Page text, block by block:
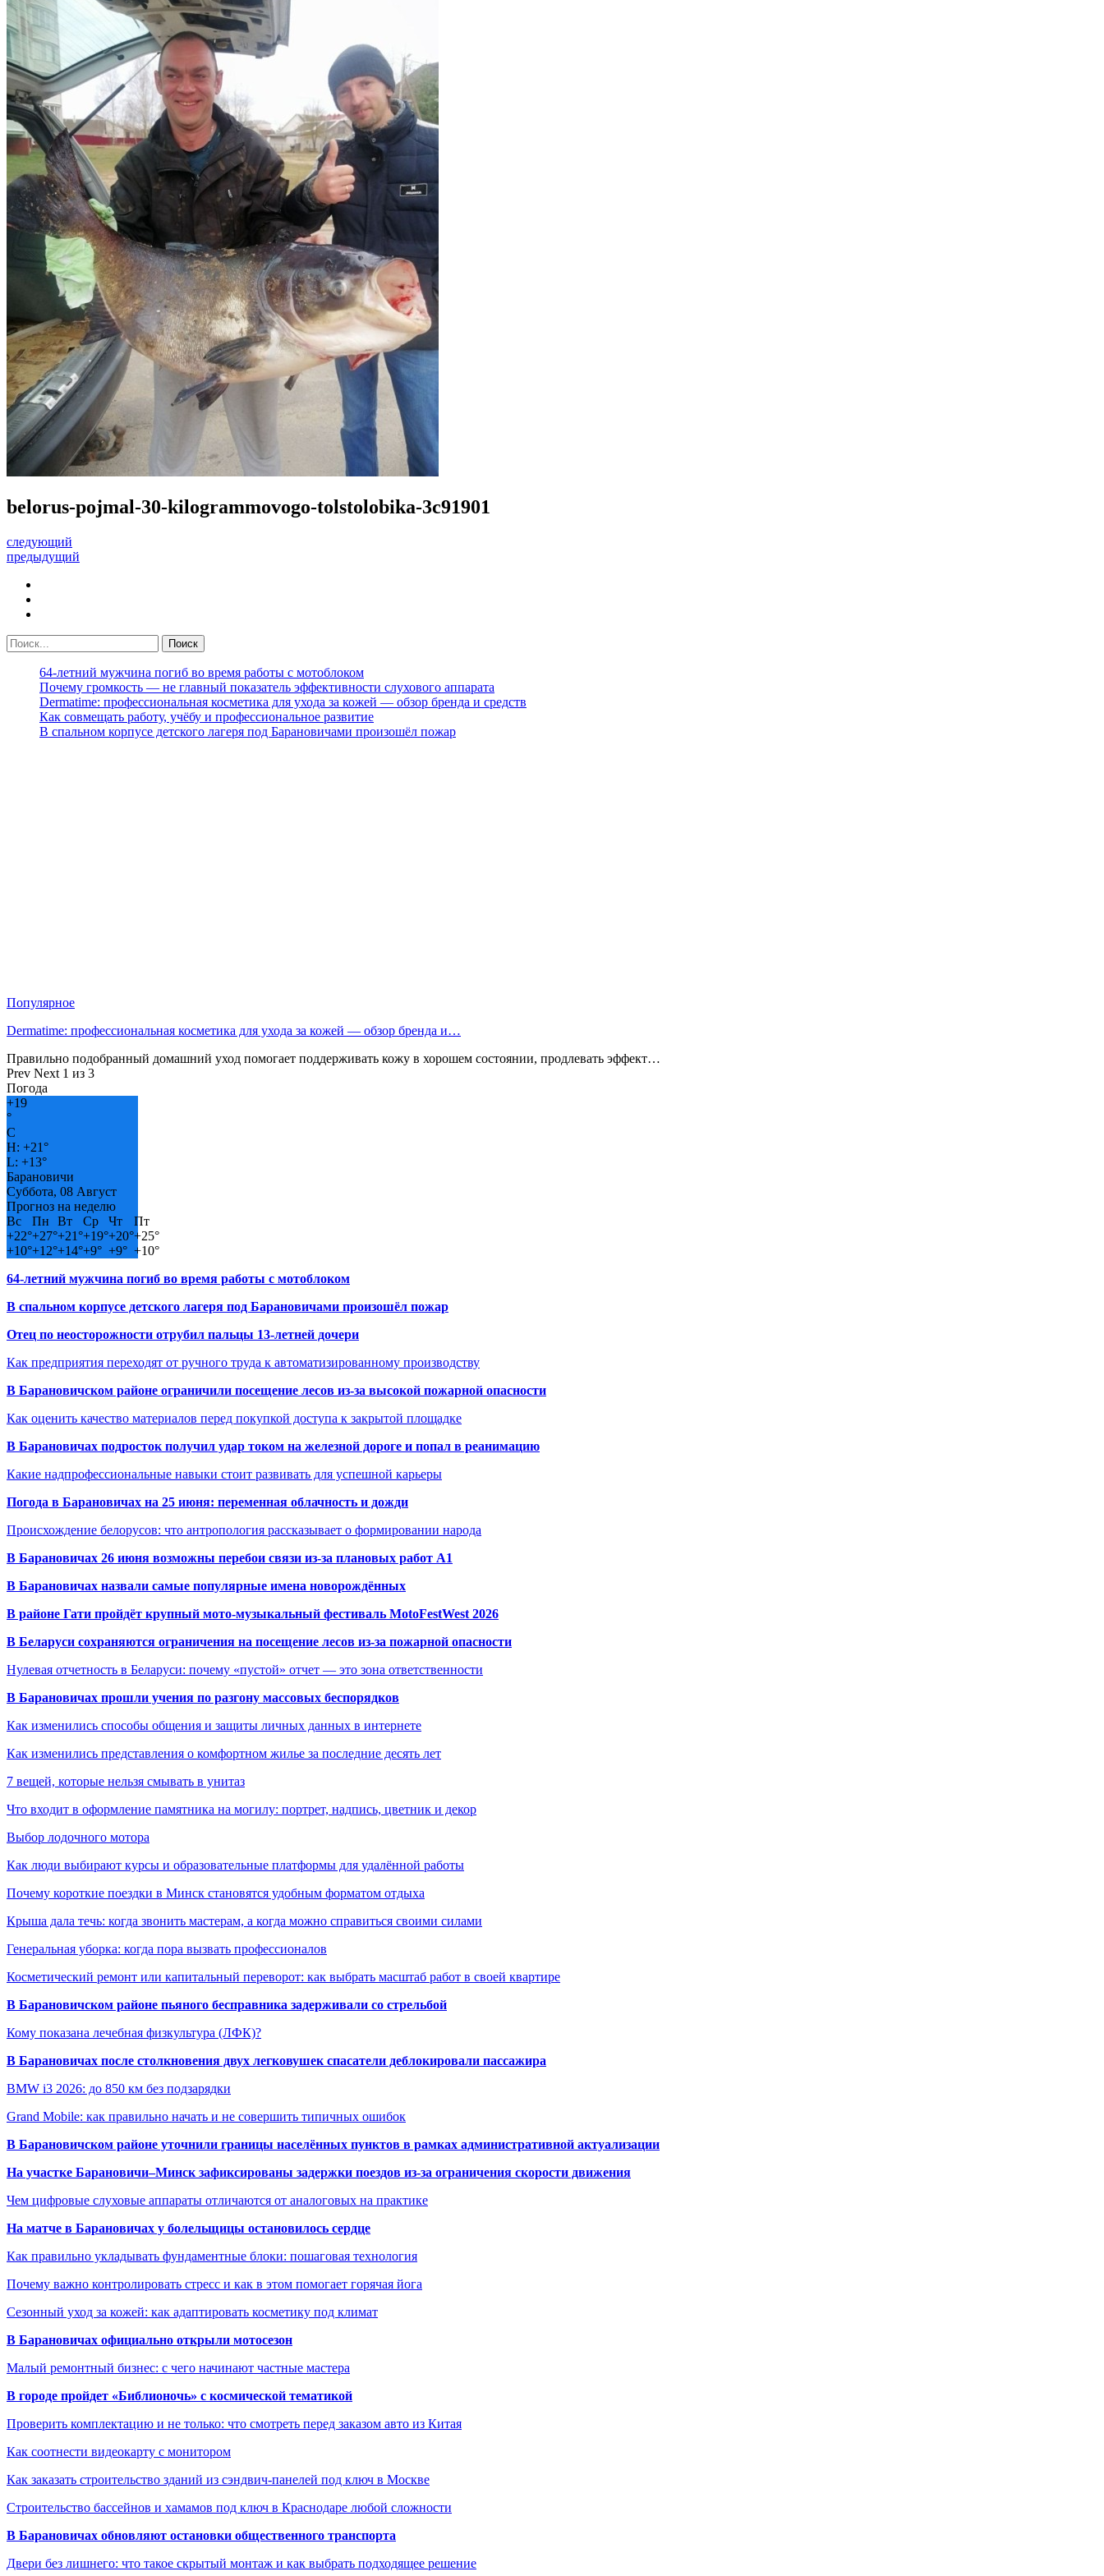
belorus-pojmal-30-kilogrammovogo-tolstolobika-3c91901
следующий
предыдущий
64-летний мужчина погиб во время работы с мотоблоком
Почему громкость — не главный показатель эффективности слухового аппарата
Dermatime: профессиональная косметика для ухода за кожей — обзор бренда и средств
Как совмещать работу, учёбу и профессиональное развитие
В спальном корпусе детского лагеря под Барановичами произошёл пожар
Популярное
Dermatime: профессиональная косметика для ухода за кожей — обзор бренда и…
Правильно подобранный домашний уход помогает поддерживать кожу в хорошем состоянии, продлевать эффект…
Prev Next 1 из 3
Погода
+19
°
C
H: +21°
L: +13°
Барановичи
Суббота, 08 Август
Прогноз на неделю
Вс
Пн Вт Ср Чт
Пт
+22°+27°+21°+19°+20°+25°
+10°+12°+14°+9° +9° +10°
64-летний мужчина погиб во время работы с мотоблоком
В спальном корпусе детского лагеря под Барановичами произошёл пожар
Отец по неосторожности отрубил пальцы 13-летней дочери
Как предприятия переходят от ручного труда к автоматизированному производству
В Барановичском районе ограничили посещение лесов из-за высокой пожарной опасности
Как оценить качество материалов перед покупкой доступа к закрытой площадке
В Барановичах подросток получил удар током на железной дороге и попал в реанимацию
Какие надпрофессиональные навыки стоит развивать для успешной карьеры
Погода в Барановичах на 25 июня: переменная облачность и дожди
Происхождение белорусов: что антропология рассказывает о формировании народа
В Барановичах 26 июня возможны перебои связи из-за плановых работ A1
В Барановичах назвали самые популярные имена новорождённых
В районе Гати пройдёт крупный мото-музыкальный фестиваль MotoFestWest 2026
В Беларуси сохраняются ограничения на посещение лесов из-за пожарной опасности
Нулевая отчетность в Беларуси: почему «пустой» отчет — это зона ответственности
В Барановичах прошли учения по разгону массовых беспорядков
Как изменились способы общения и защиты личных данных в интернете
Как изменились представления о комфортном жилье за последние десять лет
7 вещей, которые нельзя смывать в унитаз
Что входит в оформление памятника на могилу: портрет, надпись, цветник и декор
Выбор лодочного мотора
Как люди выбирают курсы и образовательные платформы для удалённой работы
Почему короткие поездки в Минск становятся удобным форматом отдыха
Крыша дала течь: когда звонить мастерам, а когда можно справиться своими силами
Генеральная уборка: когда пора вызвать профессионалов
Косметический ремонт или капитальный переворот: как выбрать масштаб работ в своей квартире
В Барановичском районе пьяного бесправника задерживали со стрельбой
Кому показана лечебная физкультура (ЛФК)?
В Барановичах после столкновения двух легковушек спасатели деблокировали пассажира
BMW i3 2026: до 850 км без подзарядки
Grand Mobile: как правильно начать и не совершить типичных ошибок
В Барановичском районе уточнили границы населённых пунктов в рамках административной актуализации
На участке Барановичи–Минск зафиксированы задержки поездов из-за ограничения скорости движения
Чем цифровые слуховые аппараты отличаются от аналоговых на практике
На матче в Барановичах у болельщицы остановилось сердце
Как правильно укладывать фундаментные блоки: пошаговая технология
Почему важно контролировать стресс и как в этом помогает горячая йога
Сезонный уход за кожей: как адаптировать косметику под климат
В Барановичах официально открыли мотосезон
Малый ремонтный бизнес: с чего начинают частные мастера
В городе пройдет «Библионочь» с космической тематикой
Проверить комплектацию и не только: что смотреть перед заказом авто из Китая
Как соотнести видеокарту с монитором
Как заказать строительство зданий из сэндвич-панелей под ключ в Москве
Строительство бассейнов и хамамов под ключ в Краснодаре любой сложности
В Барановичах обновляют остановки общественного транспорта
Двери без лишнего: что такое скрытый монтаж и как выбрать подходящее решение